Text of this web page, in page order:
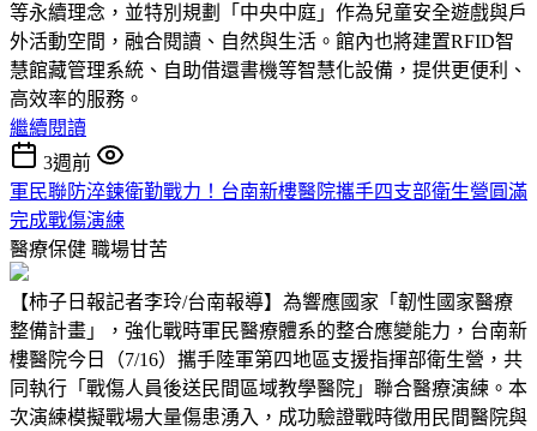
等永續理念，並特別規劃「中央中庭」作為兒童安全遊戲與戶
外活動空間，融合閱讀、自然與生活。館內也將建置RFID智
慧館藏管理系統、自助借還書機等智慧化設備，提供更便利、
高效率的服務。
繼續閱讀
3週前
軍民聯防淬鍊衛勤戰力！台南新樓醫院攜手四支部衛生營圓滿
完成戰傷演練
醫療保健 職場甘苦
【柿子日報記者李玲/台南報導】為響應國家「韌性國家醫療
整備計畫」，強化戰時軍民醫療體系的整合應變能力，台南新
樓醫院今日（7/16）攜手陸軍第四地區支援指揮部衛生營，共
同執行「戰傷人員後送民間區域教學醫院」聯合醫療演練。本
次演練模擬戰場大量傷患湧入，成功驗證戰時徵用民間醫院與